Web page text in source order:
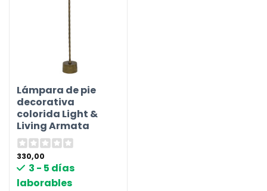
Lámpara de pie
decorativa
colorida Light &
Living Armata
330,00
3 - 5 días
laborables